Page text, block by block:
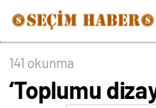
141 okunma
‘Toplumu